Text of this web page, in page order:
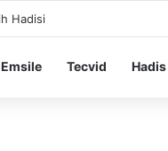
Hadisi
Emsile Tecvid